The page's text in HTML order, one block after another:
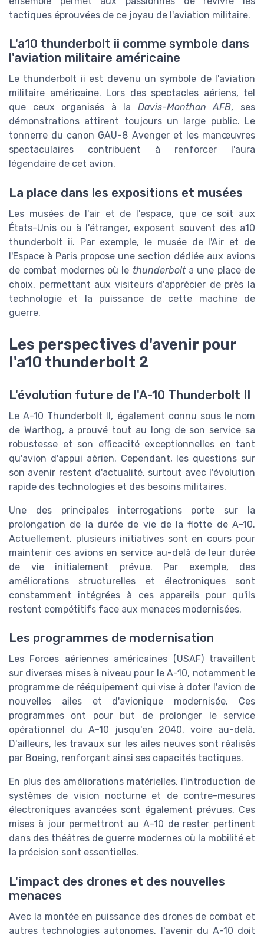
tactiques éprouvées de ce joyau de l'aviation militaire.
L'a10 thunderbolt ii comme symbole dans
l'aviation militaire américaine
Le thunderbolt ii est devenu un symbole de l'aviation
militaire américaine. Lors des spectacles aériens, tel
que ceux organisés à la Davis-Monthan AFB, ses
démonstrations attirent toujours un large public. Le
tonnerre du canon GAU-8 Avenger et les manœuvres
spectaculaires contribuent à renforcer l'aura
légendaire de cet avion.
La place dans les expositions et musées
Les musées de l'air et de l'espace, que ce soit aux
États-Unis ou à l'étranger, exposent souvent des a10
thunderbolt ii. Par exemple, le musée de l'Air et de
l'Espace à Paris propose une section dédiée aux avions
de combat modernes où le thunderbolta une place de
choix, permettant aux visiteurs d'apprécier de près la
technologie et la puissance de cette machine de
guerre.
Les perspectives d'avenir pour
l'a10 thunderbolt 2
L'évolution future de l'A-10 Thunderbolt II
Le A-10 Thunderbolt II, également connu sous le nom
de Warthog, a prouvé tout au long de son service sa
robustesse et son efficacité exceptionnelles en tant
qu'avion d'appui aérien. Cependant, les questions sur
son avenir restent d'actualité, surtout avec l'évolution
rapide des technologies et des besoins militaires.
Une des principales interrogations porte sur la
prolongation de la durée de vie de la flotte de A-10.
Actuellement, plusieurs initiatives sont en cours pour
maintenir ces avions en service au-delà de leur durée
de vie initialement prévue. Par exemple, des
améliorations structurelles et électroniques sont
constamment intégrées à ces appareils pour qu'ils
restent compétitifs face aux menaces modernisées.
Les programmes de modernisation
Les Forces aériennes américaines (USAF) travaillent
sur diverses mises à niveau pour le A-10, notamment le
programme de rééquipement qui vise à doter l'avion de
nouvelles ailes et d'avionique modernisée. Ces
programmes ont pour but de prolonger le service
opérationnel du A-10 jusqu'en 2040, voire au-delà.
D'ailleurs, les travaux sur les ailes neuves sont réalisés
par Boeing, renforçant ainsi ses capacités tactiques.
En plus des améliorations matérielles, l'introduction de
systèmes de vision nocturne et de contre-mesures
électroniques avancées sont également prévues. Ces
mises à jour permettront au A-10 de rester pertinent
dans des théâtres de guerre modernes où la mobilité et
la précision sont essentielles.
L'impact des drones et des nouvelles
menaces
Avec la montée en puissance des drones de combat et
autres technologies autonomes, l'avenir du A-10 doit